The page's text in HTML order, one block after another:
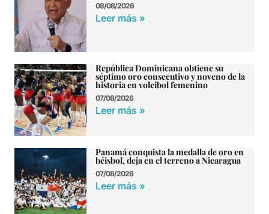
08/08/2026
Leer más »
República Dominicana obtiene su
séptimo oro consecutivo y noveno de la
historia en voleibol femenino
07/08/2026
Leer más »
Panamá conquista la medalla de oro en
béisbol, deja en el terreno a Nicaragua
07/08/2026
Leer más »